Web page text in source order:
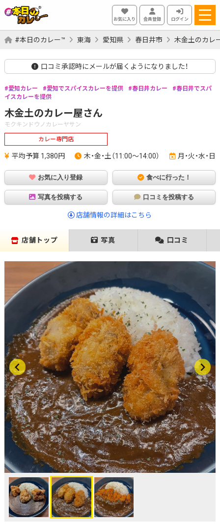
お気に入り 会員登録 ログイン
#本日のカレー™ 東海 愛知県 春日井市 木金土のカレ
口コミ承認時にメールが届くようになりました！
愛知カレー 愛知でスパイスカレーを提供 春日井カレー
春日井でスパ
イスカレーを提供
木金土のカレー屋さん
モクキンドウノカレーヤサン
カレー専門店
平均予算 1,380円 木・金・土（11:00～14:00） 月・火・水・日
お気に入り登録 食べに行った！
写真を投稿する 口コミを投稿する
店舗情報の詳細はこちら
店舗トップ 写真 口コミ